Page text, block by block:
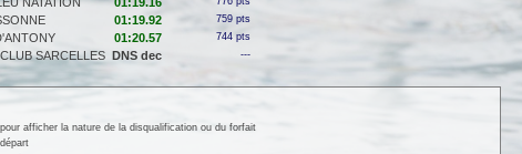
01:19.92 759 pts
01:20.57 744 pts
SARCELLES DNS dec ---
afficher la nature de la disqualification ou du forfait